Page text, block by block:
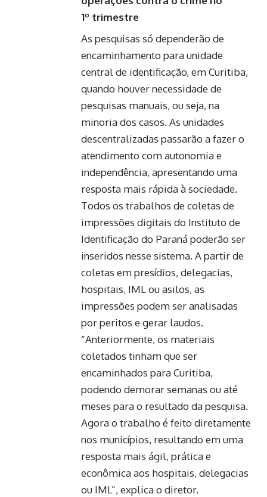
1º trimestre
As pesquisas só dependerão de
encaminhamento para unidade
central de identificação, em Curitiba,
quando houver necessidade de
pesquisas manuais, ou seja, na
minoria dos casos. As unidades
descentralizadas passarão a fazer o
atendimento com autonomia e
independência, apresentando uma
resposta mais rápida à sociedade.
Todos os trabalhos de coletas de
impressões digitais do Instituto de
Identificação do Paraná poderão ser
inseridos nesse sistema. A partir de
coletas em presídios, delegacias,
hospitais, IML ou asilos, as
impressões podem ser analisadas
por peritos e gerar laudos.
“Anteriormente, os materiais
coletados tinham que ser
encaminhados para Curitiba,
podendo demorar semanas ou até
meses para o resultado da pesquisa.
Agora o trabalho é feito diretamente
nos municípios, resultando em uma
resposta mais ágil, prática e
econômica aos hospitais, delegacias
ou IML”, explica o diretor.